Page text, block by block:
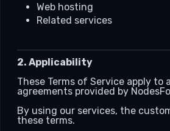
Web hosting
Related services
2. Applicability
These Terms of Service apply to
agreements provided by
By using our services, the
these terms.